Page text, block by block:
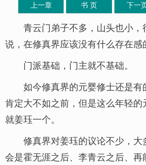
上一章 书 页 下一
青云门弟子不多，山头也小
说，在修真界应该没有什么存在感
门派基础，门主就不基础。
如今修真界的元婴修士还是有
肯定大不如之前，但是这么年轻
就姜珏一个。
修真界对姜珏的议论不少，
会是霍无涯之后、李青云之后、